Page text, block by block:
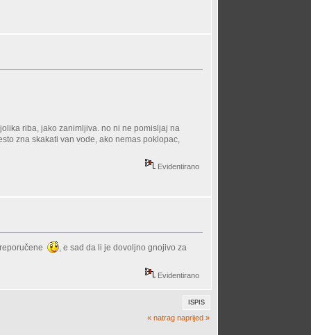
riba, jako zanimljiva. no ni ne pomisljaj na
zna skakati van vode, ako nemas poklopac,
Evidentirano
, e sad da li je dovoljno gnojivo za
Evidentirano
ISPIS
« natrag naprijed »